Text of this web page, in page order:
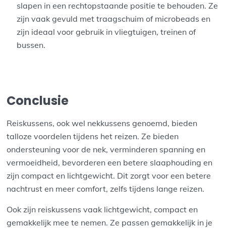
slapen in een rechtopstaande positie te behouden. Ze
zijn vaak gevuld met traagschuim of microbeads en
zijn ideaal voor gebruik in vliegtuigen, treinen of
bussen.
Conclusie
Reiskussens, ook wel nekkussens genoemd, bieden
talloze voordelen tijdens het reizen. Ze bieden
ondersteuning voor de nek, verminderen spanning en
vermoeidheid, bevorderen een betere slaaphouding en
zijn compact en lichtgewicht. Dit zorgt voor een betere
nachtrust en meer comfort, zelfs tijdens lange reizen.
Ook zijn reiskussens vaak lichtgewicht, compact en
gemakkelijk mee te nemen. Ze passen gemakkelijk in je